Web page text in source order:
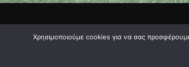
Χρησιμοποιούμε cookies για να σας